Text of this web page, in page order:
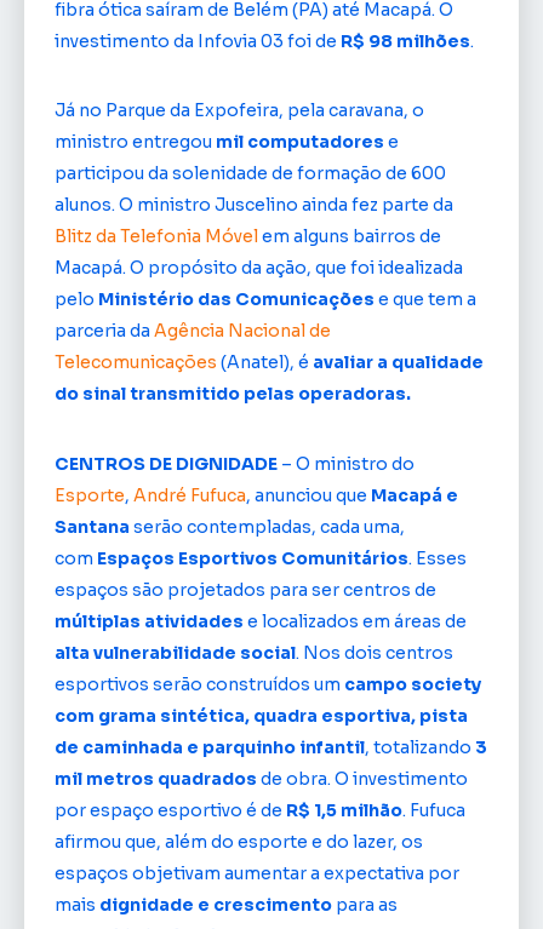
fibra ótica saíram de Belém (PA) até Macapá. O
investimento da Infovia 03 foi de R$ 98 milhões.
Já no Parque da Expofeira, pela caravana, o
ministro entregou mil computadores e
participou da solenidade de formação de 600
alunos. O ministro Juscelino ainda fez parte da
Blitz da Telefonia Móvelem alguns bairros de
Macapá. O propósito da ação, que foi idealizada
pelo Ministério das Comunicações e que tem a
parceria da Agência Nacional de
Telecomunicações (Anatel), é avaliar a qualidade
do sinal transmitido pelas operadoras.
CENTROS DE DIGNIDADE – O ministro do
Esporte, André Fufuca, anunciou que Macapá e
Santana serão contempladas, cada uma,
com Espaços Esportivos Comunitários. Esses
espaços são projetados para ser centros de
múltiplas atividades e localizados em áreas de
alta vulnerabilidade social. Nos dois centros
esportivos serão construídos um campo society
com grama sintética, quadra esportiva, pista
de caminhada e parquinho infantil, totalizando 3
mil metros quadrados de obra. O investimento
por espaço esportivo é de R$ 1,5 milhão. Fufuca
afirmou que, além do esporte e do lazer, os
espaços objetivam aumentar a expectativa por
mais dignidade e crescimento para as